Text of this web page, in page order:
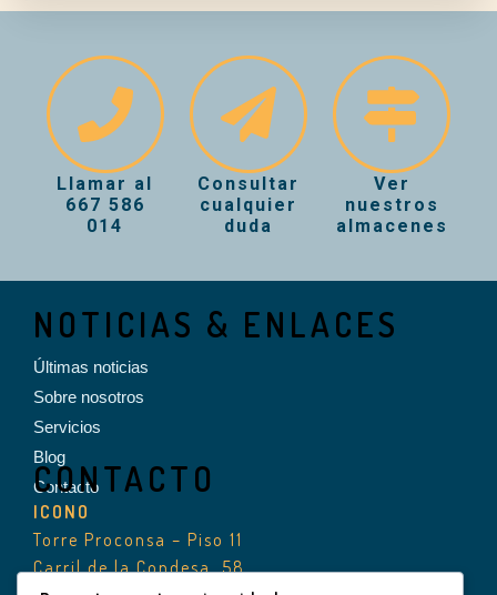
Llamar al
667 586
014
Consultar
cualquier
duda
Ver
nuestros
almacenes
NOTICIAS & ENLACES
Últimas noticias
Sobre nosotros
Servicios
Blog
Contacto
CONTACTO
ICONO
Torre Proconsa – Piso 11
Carril de la Condesa, 58